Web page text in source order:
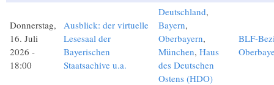
Donnerstag,
16. Juli
2026 -
18:00
Ausblick: der virtuelle
Lesesaal der
Bayerischen
Staatsachive u.a.
Deutschland,
Bayern,
Oberbayern,
München, Haus
des Deutschen
Ostens (HDO)
BLF-